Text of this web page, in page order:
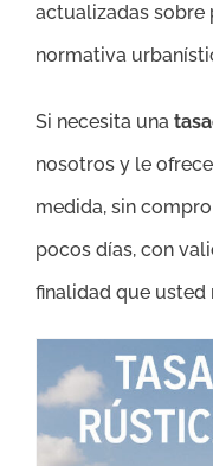
actualizadas sobre
normativa
Si necesita una
nosotros y le
medida, sin
pocos días, con
finalidad que usted